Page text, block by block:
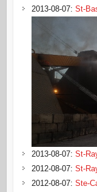
2013-08-07: St-
2013-08-07: St-
2012-08-07: St-
2012-08-07: Ste-